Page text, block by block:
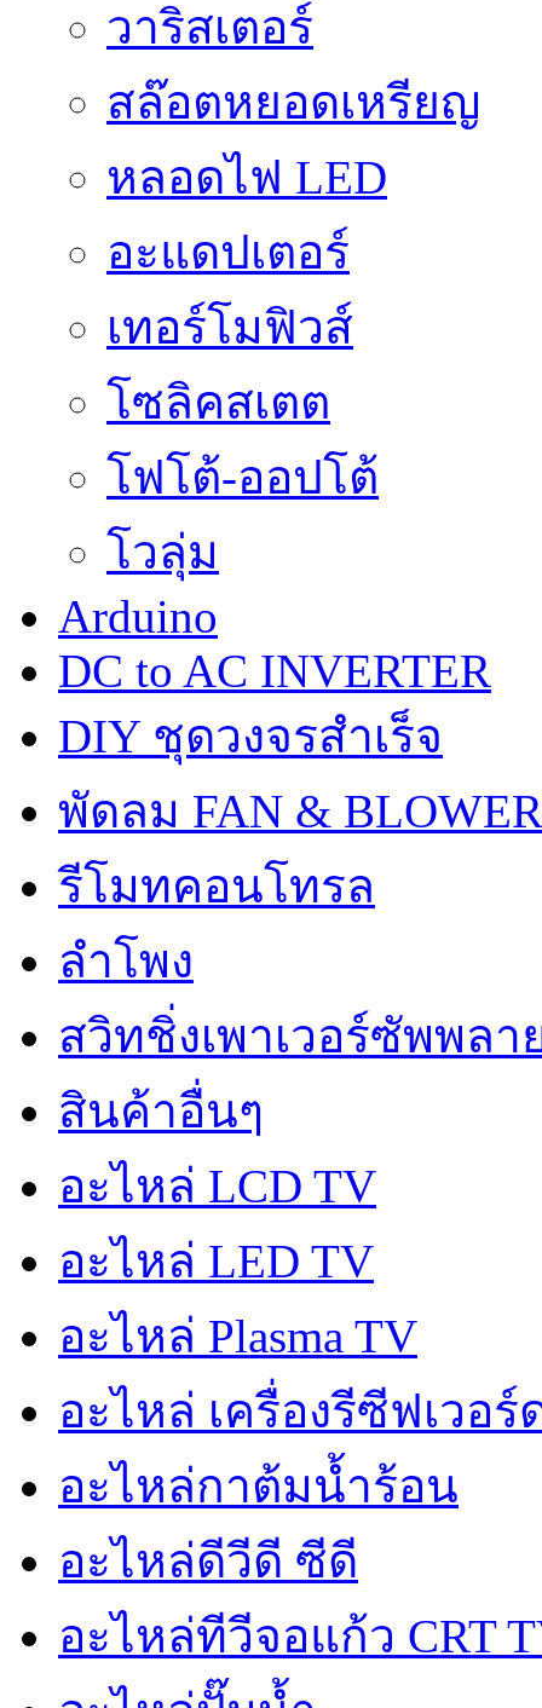
วาริสเตอร์
สล๊อตหยอดเหรียญ
หลอดไฟ LED
อะแดปเตอร์
เทอร์โมฟิวส์
โซลิคสเตต
โฟโต้-ออปโต้
โวลุ่ม
Arduino
DC to AC INVERTER
DIY ชุดวงจรสำเร็จ
พัดลม FAN & BLOWER
รีโมทคอนโทรล
ลำโพง
สวิทชิ่งเพาเวอร์ซัพพลา
สินค้าอื่นๆ
อะไหล่ LCD TV
อะไหล่ LED TV
อะไหล่ Plasma TV
อะไหล่ เครื่องรีซีฟเวอร์
อะไหล่กาต้มน้ำร้อน
อะไหล่ดีวีดี ซีดี
อะไหล่ทีวีจอแก้ว CRT